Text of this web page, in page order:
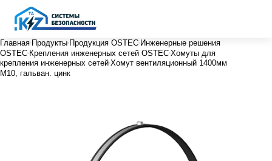
Главная Продукты Продукция OSTEC Инженерные решения
OSTEC Крепления инженерных сетей OSTEC Хомуты для
крепления инженерных сетей Хомут вентиляционный 1400мм
М10, гальван. цинк